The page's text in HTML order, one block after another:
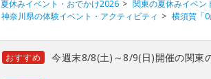
夏休みイベント・おでかけ2026 関東の夏休みイベン
神奈川県の体験イベント・アクティビティ
横須賀「
おすすめ 今週末8/8(土)～8/9(日)開催の関東